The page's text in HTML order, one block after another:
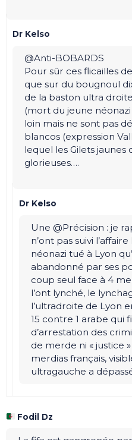
Dr Kelso
@Anti-BOBARDS
Pour sûr ces flicailles
que sur du bougnoul
de la baston ultra
(mort du jeune
loin mais ne sont pas
blancos (expression
lequel les Gilets
glorieuses….
Dr Kelso
Une @Précision : je
n’ont pas suivi
néonazi tué à Lyon
abandonné par ses
coup seul face à 4
l’ont lynché, le
l’ultradroite de Lyon
15 contre 1 arabe qui
d’arrestation des
de merde ni « justice
merdias français,
ultragauche a
Fodil Dz